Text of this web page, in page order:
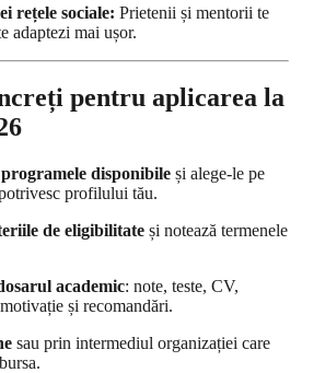
rețele sociale: Prietenii și mentorii te
adaptezi mai ușor.
pentru aplicarea la
disponibile și alege-le pe
profilului tău.
de eligibilitate și notează termenele
academic: note, teste, CV,
și recomandări.
sau prin intermediul organizației care